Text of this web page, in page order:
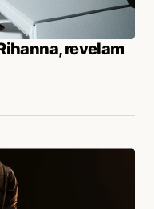
revelam